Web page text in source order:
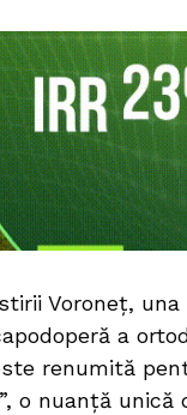
Voroneț,
a
renumită
o nuanță unică